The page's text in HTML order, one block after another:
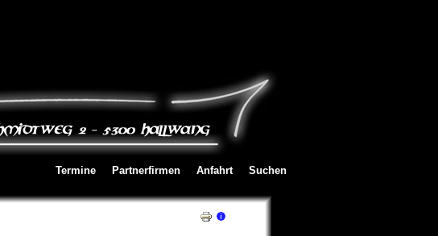
Suchen
Anfahrt
Partnerfirmen
Termine